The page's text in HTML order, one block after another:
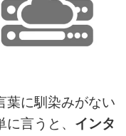
葉に馴染みがない
言うと、 インタ